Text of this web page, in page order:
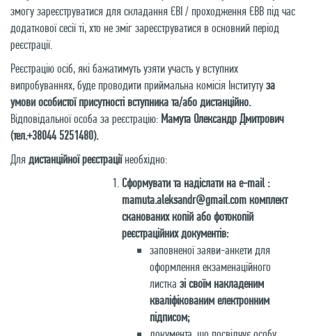
змогу зареєструватися для складання ЄВІ / проходження ЄВВ під час
додаткової сесії ті, хто не зміг зареєструватися в основний період
реєстрації.
Реєстрацію осіб, які бажатимуть узяти участь у вступних
випробуваннях, буде проводити приймальна комісія Інститутуза
умови особистої присутності вступника та/або дистанційно.
Відповідальної особа за реєстрацію: Мамута Олександр Дмитрович
(тел.+38044 5251480).
Для дистанційної реєстраціїнеобхідно:
Сформувати та надіслати на e-mail :
mamuta.aleksandr@gmail.comкомплект
сканованих копій або фотокопій
реєстраційних документів:
заповненоїзаяви-анкетидля
оформлення екзаменаційного
листка зі своїм накладеним
кваліфікованим електронним
підписом;